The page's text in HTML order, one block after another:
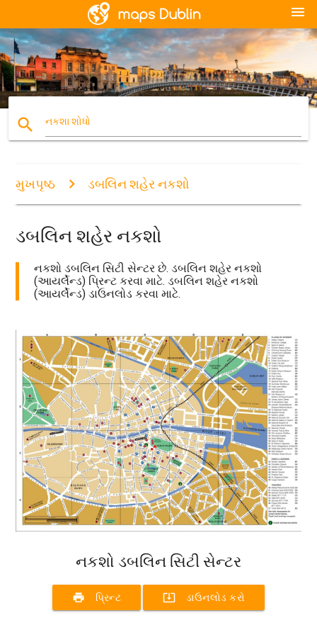
menu
search નકશા શોધો
મુખપૃષ્ઠ ડબલિન શહેર નકશો
ડબલિન શહેર નકશો
નકશો ડબલિન સિટી સેન્ટર છે. ડબલિન શહેર નકશો
(આયર્લેન્ડ) પ્રિન્ટ કરવા માટે. ડબલિન શહેર નકશો
(આયર્લેન્ડ) ડાઉનલોડ કરવા માટે.
નકશો ડબલિન સિટી સેન્ટર
print પ્રિન્ટ system_update_alt ડાઉનલોડ કરો